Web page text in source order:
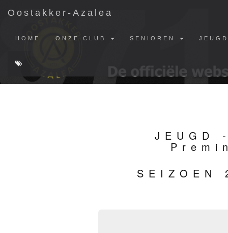
Oostakker-Azalea
HOME ONZE CLUB SENIOREN
JEUGD
SEIZOEN